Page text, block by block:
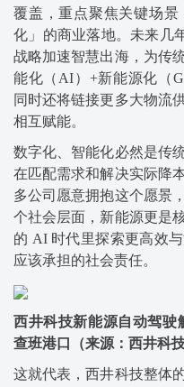
覆盖，重点聚焦关键场
化」的商业落地。未来几
战略加速智慧出海，为传
能化（AI）+新能源化（
同时还将链接更多大物流
相互赋能。
数字化、智能化必然是传
在匹配需求和解决实际降
多公司愿意拥抱这个愿景
个社会层面，新能源更是
的 AI 时代里探索更高效
应该承担的社会责任。
西井科技新能源自动驾驶
查班港口（来源：西井科
这就代表，西井科技整体